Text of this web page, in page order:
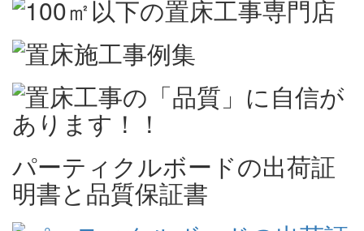
パーティクルボードの出荷証
明書と品質保証書